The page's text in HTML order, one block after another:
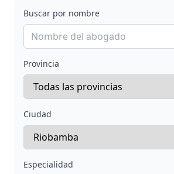
Buscar por nombre
Provincia
Ciudad
Especialidad